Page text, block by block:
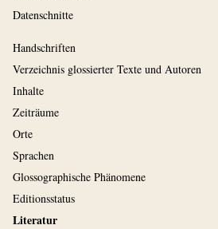
Datenschnitte
Handschriften
Verzeichnis glossierter Texte und Autoren
Inhalte
Zeiträume
Orte
Sprachen
Glossographische Phänomene
Editionsstatus
Literatur